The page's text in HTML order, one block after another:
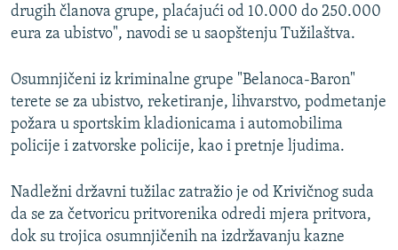
drugih članova grupe, plaćajući od 10.000 do 250.000
eura za ubistvo", navodi se u saopštenju Tužilaštva.
Osumnjičeni iz kriminalne grupe "Belanoca-Baron"
terete se za ubistvo, reketiranje, lihvarstvo, podmetanje
požara u sportskim kladionicama i automobilima
policije i zatvorske policije, kao i pretnje ljudima.
Nadležni državni tužilac zatražio je od Krivičnog suda
da se za četvoricu pritvorenika odredi mjera pritvora,
dok su trojica osumnjičenih na izdržavanju kazne